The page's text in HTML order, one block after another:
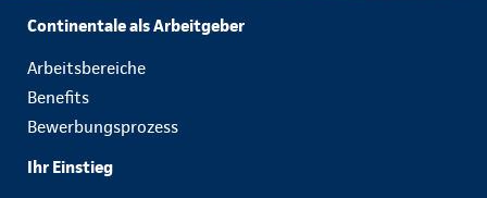
Continentale als Arbeitgeber
Arbeitsbereiche
Benefits
Bewerbungsprozess
Ihr Einstieg